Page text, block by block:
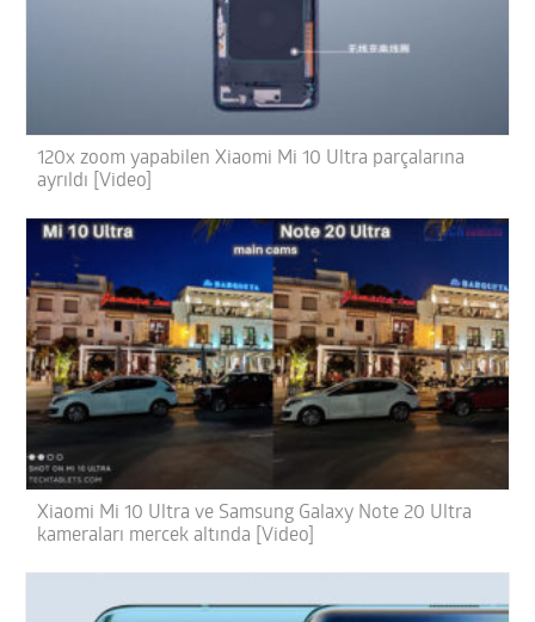
120x zoom yapabilen Xiaomi Mi 10 Ultra parçalarına
ayrıldı [Video]
Xiaomi Mi 10 Ultra ve Samsung Galaxy Note 20 Ultra
kameraları mercek altında [Video]